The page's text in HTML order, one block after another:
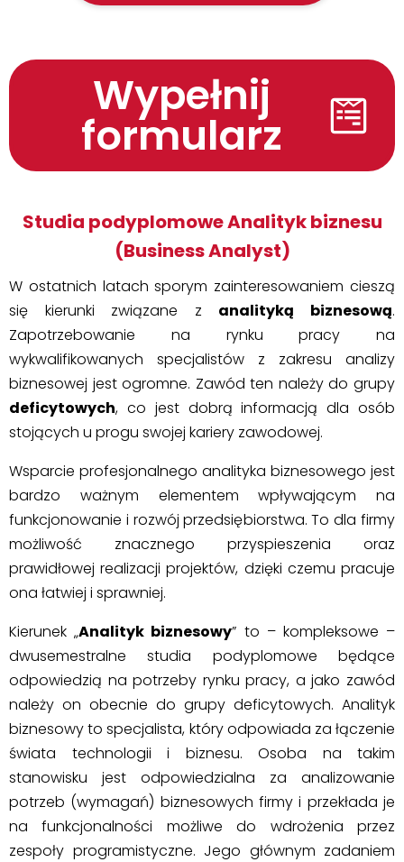
Wypełnij
formularz
Studia podyplomowe Analityk biznesu
(Business Analyst)
W ostatnich latach sporym zainteresowaniem cieszą
się kierunki związane z analityką biznesową.
Zapotrzebowanie na rynku pracy na
wykwalifikowanych specjalistów z zakresu analizy
biznesowej jest ogromne. Zawód ten należy do grupy
deficytowych, co jest dobrą informacją dla osób
stojących u progu swojej kariery zawodowej.
Wsparcie profesjonalnego analityka biznesowego jest
bardzo ważnym elementem wpływającym na
funkcjonowanie i rozwój przedsiębiorstwa. To dla firmy
możliwość znacznego przyspieszenia oraz
prawidłowej realizacji projektów, dzięki czemu pracuje
ona łatwiej i sprawniej.
Kierunek „Analityk biznesowy” to – kompleksowe –
dwusemestralne studia podyplomowe będące
odpowiedzią na potrzeby rynku pracy, a jako zawód
należy on obecnie do grupy deficytowych. Analityk
biznesowy to specjalista, który odpowiada za łączenie
świata technologii i biznesu. Osoba na takim
stanowisku jest odpowiedzialna za analizowanie
potrzeb (wymagań) biznesowych firmy i przekłada je
na funkcjonalności możliwe do wdrożenia przez
zespoły programistyczne. Jego głównym zadaniem